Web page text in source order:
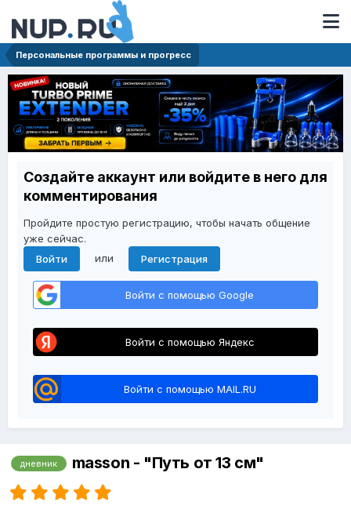
Персональные программы и прогресс
Создайте аккаунт или войдите в него для
комментирования
Пройдите простую регистрацию, чтобы начать общение
уже сейчас.
Войти
или Регистрация
Войти с помощью Google
Войти с помощью Яндекс
Войти с помощью MAIL.RU
дневник masson - "Путь от 13 см"